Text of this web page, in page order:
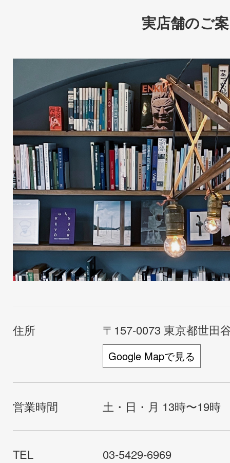
実店舗のご
住所 〒157-0073 東京都世田
Google Mapで見る
営業時間 土・日・月 13時〜19時
TEL 03-5429-6969